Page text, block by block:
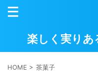
楽しく実りあ
HOME > 茶菓子